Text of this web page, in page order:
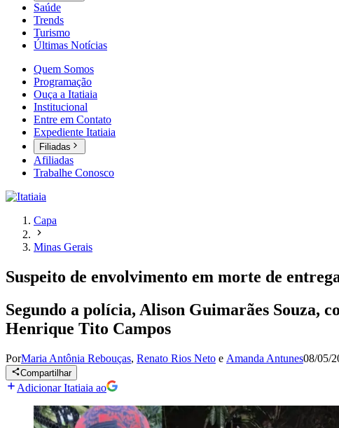
Saúde
Trends
Turismo
Últimas Notícias
Quem Somos
Programação
Ouça a Itatiaia
Institucional
Entre em Contato
Expediente Itatiaia
Filiadas
Afiliadas
Trabalhe Conosco
Capa
Minas Gerais
Suspeito de envolvimento em morte de
Segundo a polícia, Alison Guimarães Souza,
Henrique Tito Campos
PorMaria Antônia Rebouças, Renato Rios Neto e Amanda Antunes08/05/
Compartilhar
Adicionar Itatiaia ao